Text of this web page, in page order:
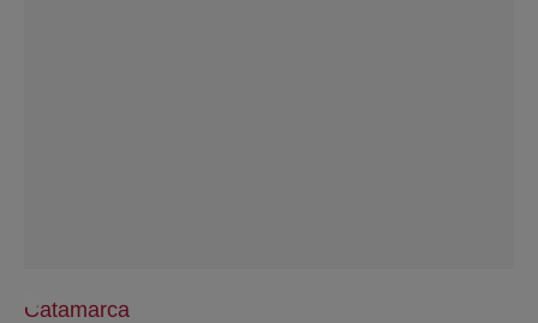
Catamarca